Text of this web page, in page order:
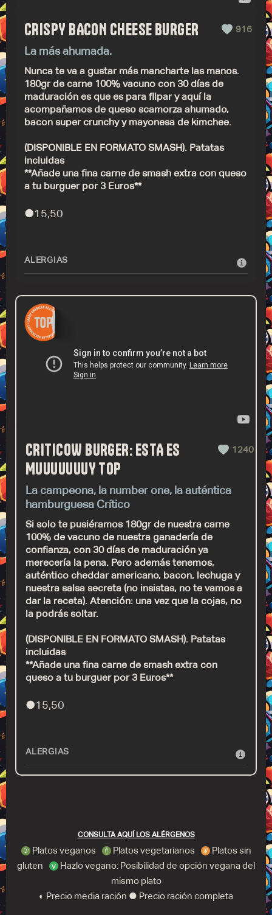
CRISPY BACON CHEESE BURGER 916
La más ahumada.
Nunca te va a gustar más mancharte las manos.
180gr de carne 100% vacuno con 30 días de
maduración es que es para flipar y aquí la
acompañamos de queso scamorza ahumado,
bacon super crunchy y mayonesa de kimchee.
(DISPONIBLE EN FORMATO SMASH). Patatas
incluidas
**Añade una fina carne de smash extra con queso
a tu burguer por 3 Euros**
●15,50
ALERGIAS
CRITICOW BURGER: ESTA ES
MUUUUUUUY TOP
1240
La campeona, la number one, la auténtica
hamburguesa Crítico
Si solo te pusiéramos 180gr de nuestra carne
100% de vacuno de nuestra ganadería de
confianza, con 30 días de maduración ya
merecería la pena. Pero además tenemos,
auténtico cheddar americano, bacon, lechuga y
nuestra salsa secreta (no insistas, no te vamos a
dar la receta). Atención: una vez que la cojas, no
la podrás soltar.
(DISPONIBLE EN FORMATO SMASH). Patatas
incluidas
**Añade una fina carne de smash extra con
queso a tu burguer por 3 Euros**
●15,50
ALERGIAS
CONSULTA AQUÍ LOS ALÉRGENOS
Platos veganos Platos vegetarianos
Platos sin
gluten
Hazlo vegano: Posibilidad de opción vegana del
mismo plato
◐ Precio media ración ● Precio ración completa